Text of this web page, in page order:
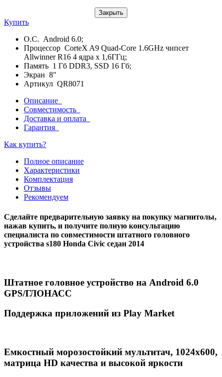
Закрыть
Купить
О.С. Android 6.0;
Процессор CorteX A9 Quad-Core 1.6GHz чипсет
Allwinner R16 4 ядра х 1,6ГГц;
Память 1 Гб DDR3, SSD 16 Гб;
Экран 8"
Артикул QR8071
Описание
Совместимость
Доставка и оплата
Гарантия
Как купить?
Полное описание
Характеристики
Комплектация
Отзывы
Рекомендуем
Сделайте предварительную заявку на покупку магнитолы,
нажав купить, и получите полную консультацию
специалиста по совместимости штатного головного
устройства s180 Honda Civic седан 2014
Штатное головное устройство на Android 6.0
GPS/ГЛОНАСС
Поддержка приложений из Play Market
Емкостный морозостойкий мультитач, 1024х600,
матрица HD качества и высокой яркости